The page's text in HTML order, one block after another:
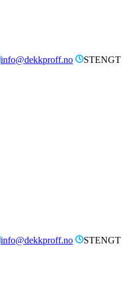
info@dekkproff.no
STENGT
info@dekkproff.no
STENGT